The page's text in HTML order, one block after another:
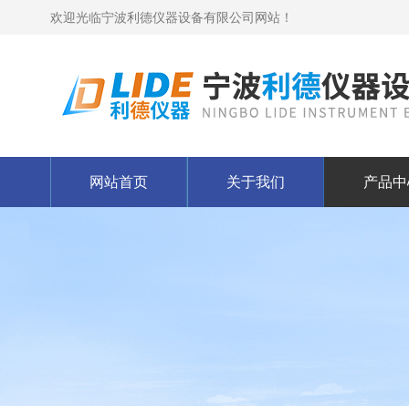
欢迎光临宁波利德仪器设备有限公司网站！
网站首页 关于我们 产品